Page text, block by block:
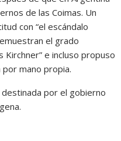
de las Coimas. Un
con “el escándalo
el grado
Kirchner” e incluso propuso
mano propia.
por el gobierno